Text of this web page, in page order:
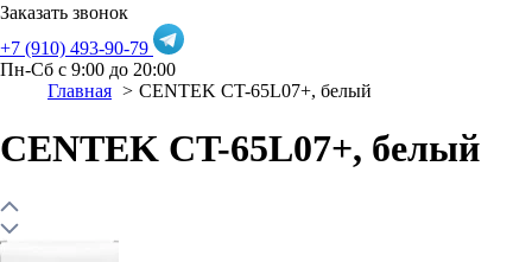
Заказать звонок
+7 (910) 493-90-79
Пн-Сб с 9:00 до 20:00
Главная
CENTEK CT-65L07+, белый
CENTEK CT-65L07+, белый